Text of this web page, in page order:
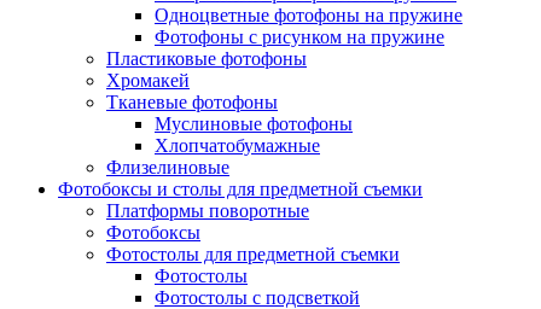
Одноцветные фотофоны на пружине
Фотофоны с рисунком на пружине
Пластиковые фотофоны
Хромакей
Тканевые фотофоны
Муслиновые фотофоны
Хлопчатобумажные
Флизелиновые
Фотобоксы и столы для предметной съемки
Платформы поворотные
Фотобоксы
Фотостолы для предметной съемки
Фотостолы
Фотостолы с подсветкой